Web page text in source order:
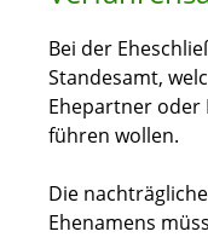
Bei der
Standesamt,
Ehepartner
führen wollen.
Die
Ehenamens